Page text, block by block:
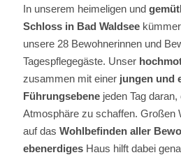
In unserem heimeligen und
Schloss in Bad Waldsee
unsere 28 Bewohnerinnen und
Tagespflegegäste. Unser
zusammen mit einer jungen und
Führungsebenejeden Tag daran,
Atmosphäre zu schaffen. Großen
auf das Wohlbefinden aller
ebenerdiges Haus hilft dabei